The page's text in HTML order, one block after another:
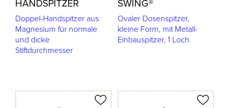
HANDSPITZER
Doppel-Handspitzer aus
Magnesium für normale
und dicke
Stiftdurchmesser
SWING®
Ovaler Dosenspitzer,
kleine Form, mit Metall-
Einbauspitzer, 1 Loch
merken Produkt merken